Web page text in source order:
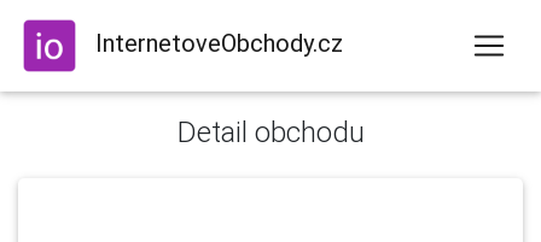
InternetoveObchody.cz
Detail obchodu